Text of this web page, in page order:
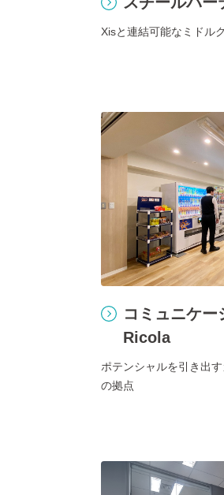
Xisと連結可能なミドル
コミュニケー
Ricola
ポテンシャルを引き出
の拠点